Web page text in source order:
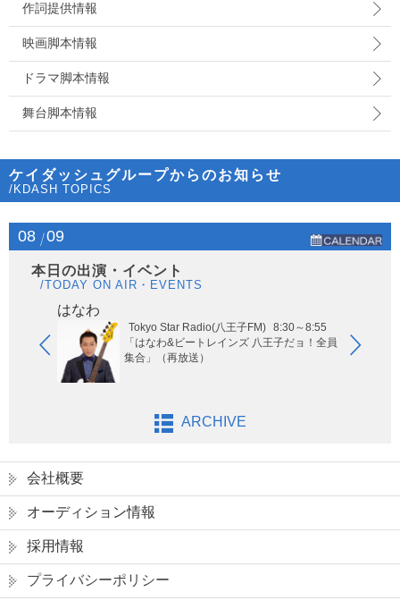
作詞提供情報
映画脚本情報
ドラマ脚本情報
舞台脚本情報
ケイダッシュグループからのお知らせ
/KDASH TOPICS
08 09
本日の出演・イベント
/TODAY ON AIR・EVENTS
はなわ
Tokyo Star Radio(八王子FM) 8:30～8:55
「はなわ&ビートレインズ 八王子だョ！全員
集合」（再放送）
ARCHIVE
会社概要
オーディション情報
採用情報
プライバシーポリシー